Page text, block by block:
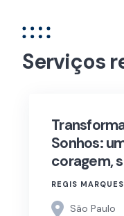
Serviços
Sonhos:
coragem,
REGIS MARQUES
São Paulo